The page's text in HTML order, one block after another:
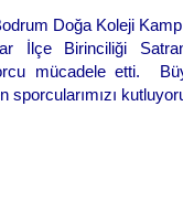
Doğa Koleji
İlçe Birinciliği
mücadele etti.
sporcularımızı